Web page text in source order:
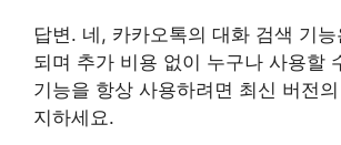
답변. 네, 카카오톡의 대화 검색 기
되며 추가 비용 없이 누구나 사용할
기능을 항상 사용하려면 최신 버전
지하세요.